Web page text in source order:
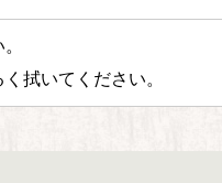
拭いてください。